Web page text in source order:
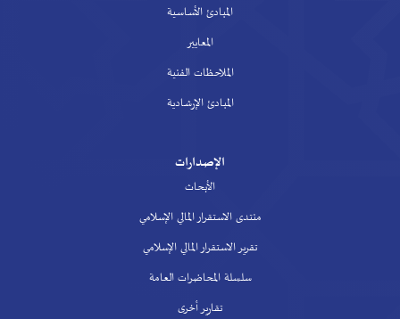
المبادئ الأساسية
المعايير
الملاحظات الفنية
المبادئ الإرشادية
الإصدارات
الأبحاث
منتدى الاستقرار المالي الإسلامي
تقرير الاستقرار المالي الإسلامي
سلسلة المحاضرات العامة
تقارير أخرى